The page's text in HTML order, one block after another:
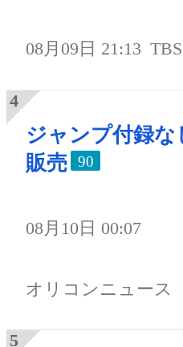
08月09日 21:13
ジャンプ付録な
販売
90
08月10日 00:07
オリコンニュース